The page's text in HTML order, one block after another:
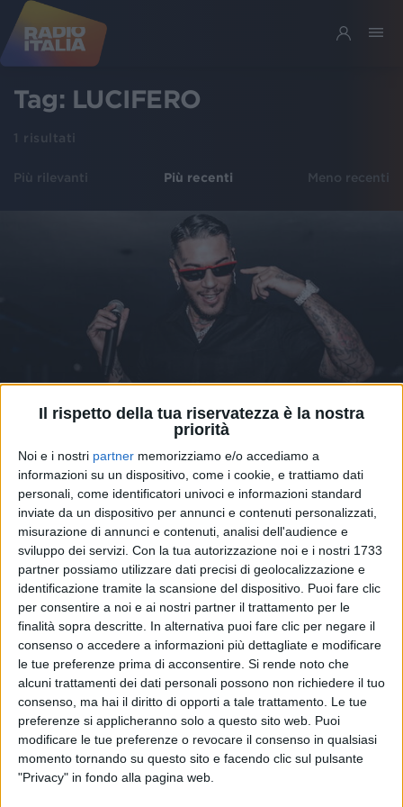
Il rispetto della tua riservatezza è la nostra
priorità
Noi e i nostri partner memorizziamo e/o accediamo a
informazioni su un dispositivo, come i cookie, e trattiamo dati
personali, come identificatori univoci e informazioni standard
inviate da un dispositivo per annunci e contenuti personalizzati,
misurazione di annunci e contenuti, analisi dell'audience e
sviluppo dei servizi. Con la tua autorizzazione noi e i nostri 1733
partner possiamo utilizzare dati precisi di geolocalizzazione e
identificazione tramite la scansione del dispositivo. Puoi fare clic
per consentire a noi e ai nostri partner il trattamento per le
finalità sopra descritte. In alternativa puoi fare clic per negare il
consenso o accedere a informazioni più dettagliate e modificare
le tue preferenze prima di acconsentire. Si rende noto che
alcuni trattamenti dei dati personali possono non richiedere il tuo
consenso, ma hai il diritto di opporti a tale trattamento. Le tue
preferenze si applicheranno solo a questo sito web. Puoi
modificare le tue preferenze o revocare il consenso in qualsiasi
momento tornando su questo sito e facendo clic sul pulsante
"Privacy" in fondo alla pagina web.
Tag: LUCIFERO
1 risultati
Più rilevanti Più recenti Meno recenti
IL SINGOLO È SU RADIO ITALIA 03 lug 2022
Lucifero: Emis Killa dà un assaggio del
nuovo album
Il nuovo brano è prodotto da Boss Doms, già al
fianco di Achille Lauro. Il disco è il primo, dopo la
firma di Emis Killa con Sony Music Italy
di